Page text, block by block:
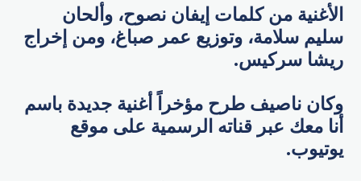
الأغنية من كلمات إيفان نصوح، وألحان
سليم سلامة، وتوزيع عمر صباغ، ومن إخراج
ريشا سركيس.
وكان ناصيف طرح مؤخراً أغنية جديدة باسم
أنا معك عبر قناته الرسمية على موقع
يوتيوب.